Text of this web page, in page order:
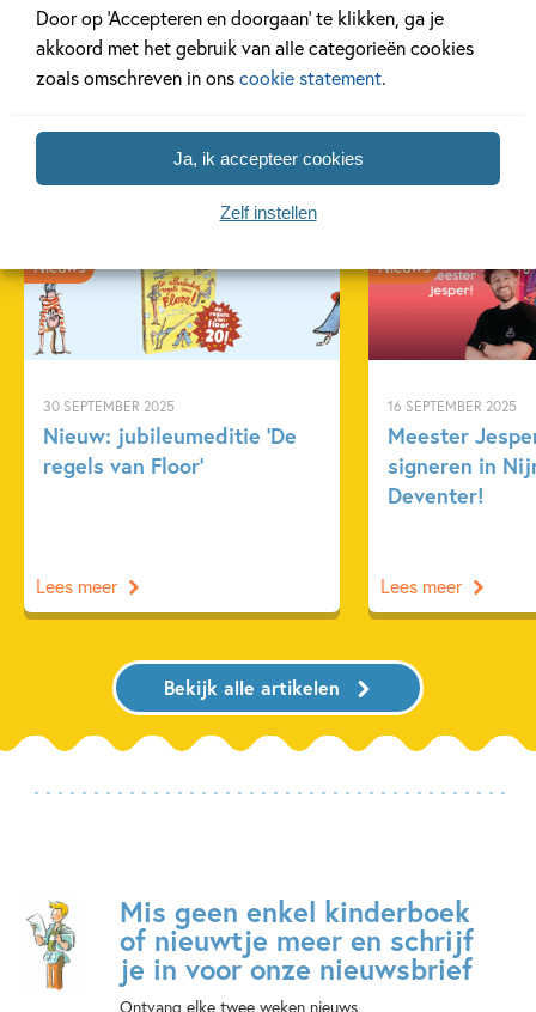
Door op ‘Accepteren en doorgaan’ te klikken, ga je
akkoord met het gebruik van alle categorieën cookies
zoals omschreven in onscookie statement.
Ja, ik accepteer cookies
Zelf instellen
Gerelateerde artikelen
30 SEPTEMBER 2025
Nieuw: jubileumeditie ‘De
regels van Floor’
Nieuws
Lees meer
16 SEPTEMBER 2025
Meester
signeren in
Deventer!
Nieuws
Lees meer
Bekijk alle artikelen
Mis geen enkel kinderboek
of nieuwtje meer en schrijf
je in voor onze nieuwsbrief
Ontvang elke twee weken nieuws,